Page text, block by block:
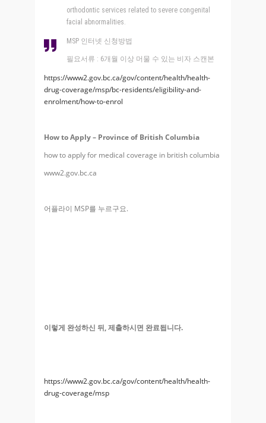
orthodontic services related to severe congenital
facial abnormalities.
MSP 인터넷 신청방법
필요서류 : 6개월 이상 머물 수 있는 비자 스캔본
https://www2.gov.bc.ca/gov/content/health/health-
drug-coverage/msp/bc-residents/eligibility-and-
enrolment/how-to-enrol
How to Apply – Province of British Columbia
how to apply for medical coverage in british columbia
www2.gov.bc.ca
어플라이 MSP를 누르구요.
이렇게 완성하신 뒤, 제출하시면 완료됩니다.
https://www2.gov.bc.ca/gov/content/health/health-
drug-coverage/msp